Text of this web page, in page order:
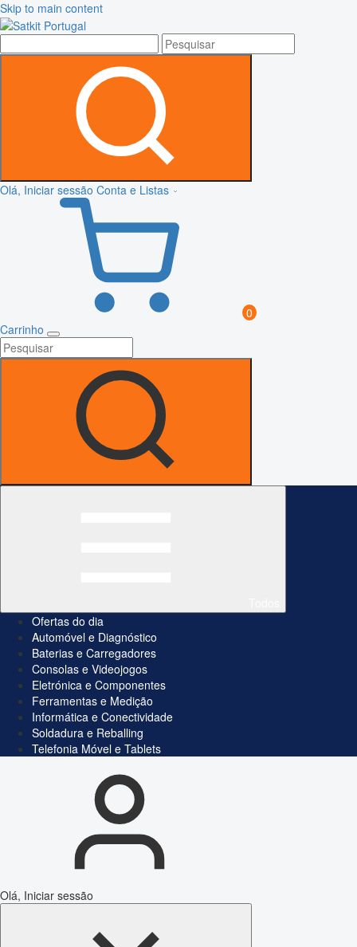
Skip to main content
Olá, Iniciar sessão Conta e Listas
0
Carrinho
Ofertas do dia
Automóvel e Diagnóstico
Baterias e Carregadores
Consolas e Videojogos
Eletrónica e Componentes
Ferramentas e Medição
Informática e Conectividade
Soldadura e Reballing
Telefonia Móvel e Tablets
Olá, Iniciar sessão